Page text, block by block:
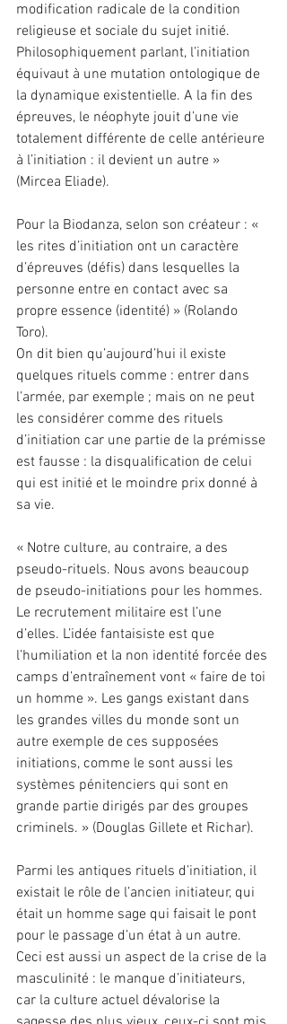
modification radicale de la condition
religieuse et sociale du sujet initié.
Philosophiquement parlant, l’initiation
équivaut à une mutation ontologique de
la dynamique existentielle. A la fin des
épreuves, le néophyte jouit d’une vie
totalement différente de celle antérieure
à l’initiation : il devient un autre »
(Mircea Eliade).
Pour la Biodanza, selon son créateur : «
les rites d’initiation ont un caractère
d’épreuves (défis) dans lesquelles la
personne entre en contact avec sa
propre essence (identité) » (Rolando
Toro).
On dit bien qu’aujourd’hui il existe
quelques rituels comme : entrer dans
l’armée, par exemple ; mais on ne peut
les considérer comme des rituels
d’initiation car une partie de la prémisse
est fausse : la disqualification de celui
qui est initié et le moindre prix donné à
sa vie.
« Notre culture, au contraire, a des
pseudo-rituels. Nous avons beaucoup
de pseudo-initiations pour les hommes.
Le recrutement militaire est l’une
d’elles. L’idée fantaisiste est que
l’humiliation et la non identité forcée des
camps d’entraînement vont « faire de toi
un homme ». Les gangs existant dans
les grandes villes du monde sont un
autre exemple de ces supposées
initiations, comme le sont aussi les
systèmes pénitenciers qui sont en
grande partie dirigés par des groupes
criminels. » (Douglas Gillete et Richar).
Parmi les antiques rituels d’initiation, il
existait le rôle de l’ancien initiateur, qui
était un homme sage qui faisait le pont
pour le passage d’un état à un autre.
Ceci est aussi un aspect de la crise de la
masculinité : le manque d’initiateurs,
car la culture actuel dévalorise la